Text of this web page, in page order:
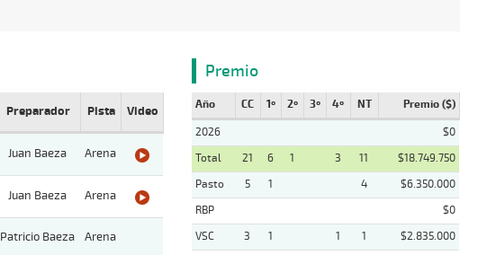
Preparador Pista Video
Juan Baeza Arena
Juan Baeza Arena
Patricio Baeza Arena
Premio
Año CC 1º 2º 3º 4º NT Premio ($)
2026
$0
Total
21 6 1 3 11
$18.749.750
Pasto
5 1 4
$6.350.000
RBP
$0
VSC
3 1 1 1
$2.835.000